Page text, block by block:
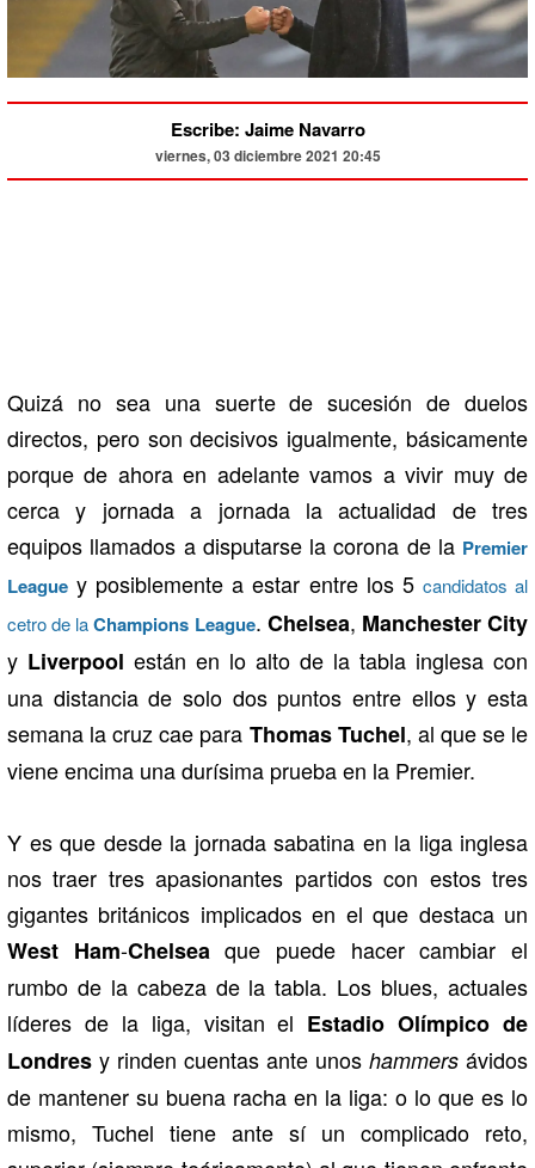
Escribe: Jaime Navarro
viernes, 03 diciembre 2021 20:45
Quizá no sea una suerte de sucesión de duelos
directos, pero son decisivos igualmente, básicamente
porque de ahora en adelante vamos a vivir muy de
cerca y jornada a jornada la actualidad de tres
equipos llamados a disputarse la corona de la Premier
League y posiblemente a estar entre los 5 candidatos al
cetro de laChampions League. Chelsea, Manchester City
y Liverpool están en lo alto de la tabla inglesa con
una distancia de solo dos puntos entre ellos y esta
semana la cruz cae para Thomas Tuchel, al que se le
viene encima una durísima prueba en la Premier.
Y es que desde la jornada sabatina en la liga inglesa
nos traer tres apasionantes partidos con estos tres
gigantes británicos implicados en el que destaca un
West Ham-Chelsea que puede hacer cambiar el
rumbo de la cabeza de la tabla. Los blues, actuales
líderes de la liga, visitan el Estadio Olímpico de
Londres y rinden cuentas ante unos hammers ávidos
de mantener su buena racha en la liga: o lo que es lo
mismo, Tuchel tiene ante sí un complicado reto,